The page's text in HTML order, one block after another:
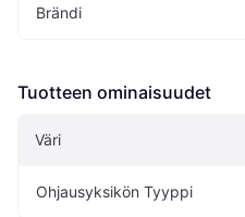
Brändi
Tuotteen ominaisuudet
Väri
Ohjausyksikön Tyyppi